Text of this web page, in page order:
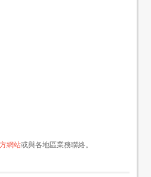
網站或與各地區業務聯絡。